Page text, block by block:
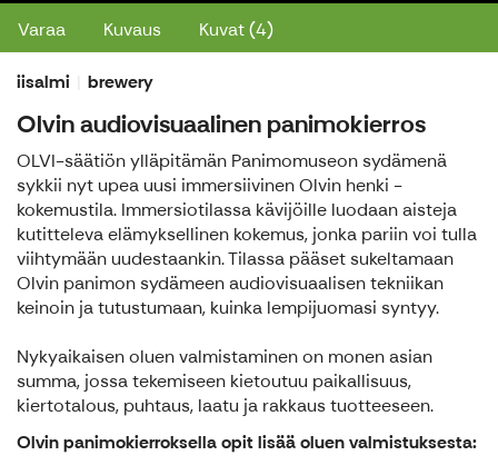
Varaa Kuvaus Kuvat (4)
iisalmi brewery
Olvin audiovisuaalinen panimokierros
OLVI-säätiön ylläpitämän Panimomuseon sydämenä
sykkii nyt upea uusi immersiivinen Olvin henki -
kokemustila. Immersiotilassa kävijöille luodaan aisteja
kutitteleva elämyksellinen kokemus, jonka pariin voi tulla
viihtymään uudestaankin. Tilassa pääset sukeltamaan
Olvin panimon sydämeen audiovisuaalisen tekniikan
keinoin ja tutustumaan, kuinka lempijuomasi syntyy.
Nykyaikaisen oluen valmistaminen on monen asian
summa, jossa tekemiseen kietoutuu paikallisuus,
kiertotalous, puhtaus, laatu ja rakkaus tuotteeseen.
Olvin panimokierroksella opit lisää oluen valmistuksesta: